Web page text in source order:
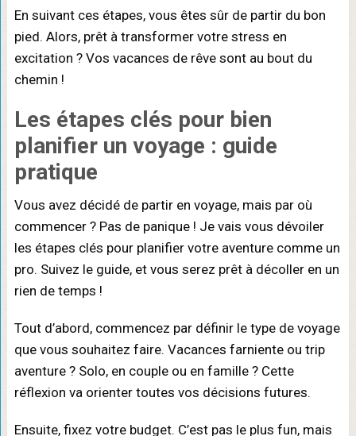
En suivant ces étapes, vous êtes sûr de partir du bon
pied. Alors, prêt à transformer votre stress en
excitation ? Vos vacances de rêve sont au bout du
chemin !
Les étapes clés pour bien
planifier un voyage : guide
pratique
Vous avez décidé de partir en voyage, mais par où
commencer ? Pas de panique ! Je vais vous dévoiler
les étapes clés pour planifier votre aventure comme un
pro. Suivez le guide, et vous serez prêt à décoller en un
rien de temps !
Tout d’abord, commencez par définir le type de voyage
que vous souhaitez faire. Vacances farniente ou trip
aventure ? Solo, en couple ou en famille ? Cette
réflexion va orienter toutes vos décisions futures.
Ensuite, fixez votre budget. C’est pas le plus fun, mais